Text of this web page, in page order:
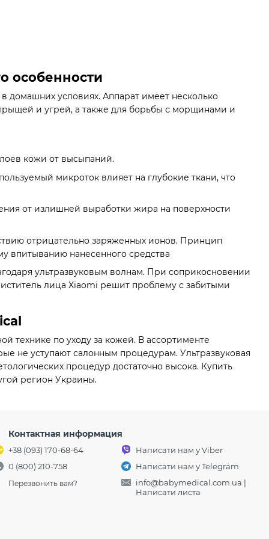
особенности
домашних условиях. Аппарат имеет несколько
и угрей, а также для борьбы с морщинами и
кожи от высыпаний.
микроток влияет на глубокие ткани, что
от излишней выработки жира на поверхности
отрицательно заряженных ионов. Принцип
впитыванию нанесенного средства
ультразвуковым волнам. При соприкосновении
лица Xiaomi решит проблему с забитыми
технике по уходу за кожей. В ассортименте
не уступают салонным процедурам. Ультразвуковая
процедур достаточно высока. Купить
регион Украины.
Контактная информация
+38 (093) 170-68-64
0 (800) 210-758
Перезвонить вам?
Написати нам у Viber
Написати нам у Telegram
info@babymedical.com.ua |
Написати листа